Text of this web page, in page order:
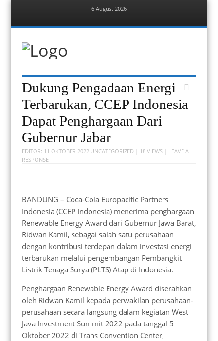
6 August 2026
Menu
to
Berita Bekasi
Menu
Skip
to
content
Dukung Pengadaan Energi
Terbarukan, CCEP Indonesia
Dapat Penghargaan Dari
Gubernur Jabar
EDITOR: 11 OKTOBER 2022 UNCATEGORIZED | 18 VIEWS | LEAVE A
RESPONSE
BANDUNG – Coca-Cola Europacific Partners
Indonesia (CCEP Indonesia) menerima penghargaan
Renewable Energy Award dari Gubernur Jawa Barat,
Ridwan Kamil, sebagai salah satu perusahaan
dengan kontribusi terdepan dalam investasi energi
terbarukan melalui pengembangan Pembangkit
Listrik Tenaga Surya (PLTS) Atap di Indonesia.
Penghargaan Renewable Energy Award diserahkan
oleh Ridwan Kamil kepada perwakilan perusahaan-
perusahaan secara langsung dalam kegiatan West
Java Investment Summit 2022 pada tanggal 5
Oktober 2022 di Trans Convention Center,